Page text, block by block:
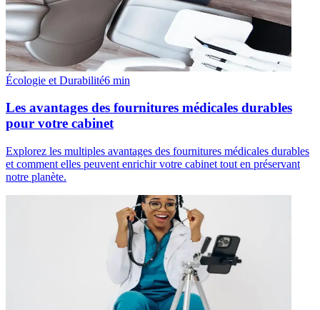
Écologie et Durabilité6 min
Les avantages des fournitures médicales durables
pour votre cabinet
Explorez les multiples avantages des fournitures médicales durables
et comment elles peuvent enrichir votre cabinet tout en préservant
notre planète.